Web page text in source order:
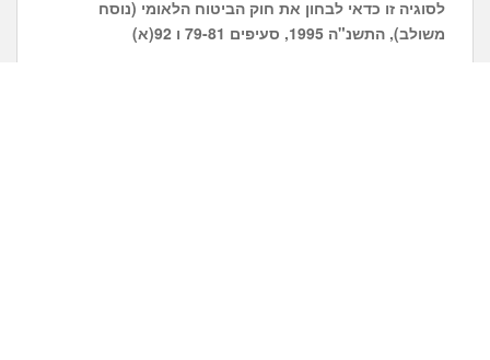
לסוגיה זו כדאי לבחון את חוק הביטוח הלאומי (נוסח
משולב), התשנ"ה 1995, סעיפים 79-81 ו 92(א)